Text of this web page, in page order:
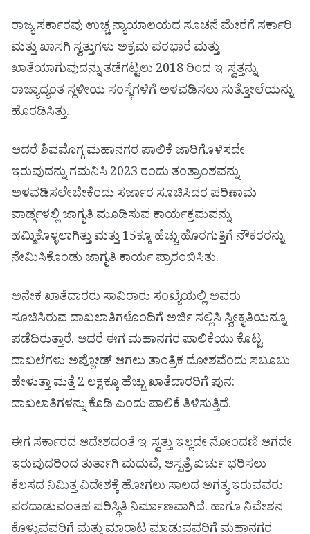
ರಾಜ್ಯ ಸರ್ಕಾರವು ಉಚ್ಚ ನ್ಯಾಯಾಲಯದ ಸೂಚನೆ ಮೇರೆಗೆ ಸರ್ಕಾರಿ
ಮತ್ತು ಖಾಸಗಿ ಸ್ವತ್ತುಗಳು ಅಕ್ರಮ ಪರಭಾರೆ ಮತ್ತು
ಖಾತೆಯಾಗುವುದನ್ನು ತಡೆಗಟ್ಟಲು 2018 ರಿಂದ ಇ-ಸ್ವತ್ತನ್ನು
ರಾಜ್ಯಾದ್ಯಂತ ಸ್ಥಳೀಯ ಸಂಸ್ಥೆಗಳಿಗೆ ಅಳವಡಿಸಲು ಸುತ್ತೋಲೆಯನ್ನು
ಹೊರಡಿಸಿತ್ತು.
ಆದರೆ ಶಿವಮೊಗ್ಗ ಮಹಾನಗರ ಪಾಲಿಕೆ ಜಾರಿಗೊಳಿಸದೇ
ಇರುವುದನ್ನು ಗಮನಿಸಿ 2023 ರಂದು ತಂತ್ರಾಂಶವನ್ನು
ಅಳವಡಿಸಲೇಬೇಕೆಂದು ಸರ್ಜಾರ ಸೂಚಿಸಿದರ ಪರಿಣಾಮ
ವಾರ್ಡ್ಗಳಲ್ಲಿ ಜಾಗೃತಿ ಮೂಡಿಸುವ ಕಾರ್ಯಕ್ರಮವನ್ನು
ಹಮ್ಮಿಕೊಳ್ಳಲಾಗಿತ್ತು ಮತ್ತು 15ಕ್ಕೂ ಹೆಚ್ಚು ಹೊರಗುತ್ತಿಗೆ ನೌಕರರನ್ನು
ನೇಮಿಸಿಕೊಂಡು ಜಾಗೃತಿ ಕಾರ್ಯ ಪ್ರಾರಂಬಿಸಿತು.
ಅನೇಕ ಖಾತೆದಾರರು ಸಾವಿರಾರು ಸಂಖ್ಯೆಯಲ್ಲಿ ಅವರು
ಸೂಚಿಸಿರುವ ದಾಖಲಾತಿಗಳೊಂದಿಗೆ ಅರ್ಜಿ ಸಲ್ಲಿಸಿ ಸ್ವೀಕೃತಿಯನ್ನೂ
ಪಡೆದಿರುತ್ತಾರೆ. ಆದರೆ ಈಗ ಮಹಾನಗರ ಪಾಲಿಕೆಯು ಕೊಟ್ಟ
ದಾಖಲೆಗಳು ಅಪ್ಲೋಡ್ ಆಗಲು ತಾಂತ್ರಿಕ ದೋಶವೆಂದು ಸಬೂಬು
ಹೇಳುತ್ತಾ ಮತ್ತೆ 2 ಲಕ್ಷಕ್ಕೂ ಹೆಚ್ಚು ಖಾತೆದಾರರಿಗೆ ಪುನ:
ದಾಖಲಾತಿಗಳನ್ನು ಕೊಡಿ ಎಂದು ಪಾಲಿಕೆ ತಿಳಿಸುತ್ತಿದೆ.
ಈಗ ಸರ್ಕಾರದ ಆದೇಶದಂತೆ ಇ-ಸ್ವತ್ತು ಇಲ್ಲದೇ ನೋಂದಣಿ ಆಗದೇ
ಇರುವುದರಿಂದ ತುರ್ತಾಗಿ ಮದುವೆ, ಆಸ್ಪತ್ರೆ ಖರ್ಚು ಭರಿಸಲು
ಕೆಲಸದ ನಿಮಿತ್ತ ವಿದೇಶಕ್ಕೆ ಹೋಗಲು ಸಾಲದ ಅಗತ್ಯ ಇರುವವರು
ಪರದಾಡುವಂತಹ ಪರಿಸ್ಥಿತಿ ನಿರ್ಮಾಣವಾಗಿದೆ. ಹಾಗೂ ನಿವೇಶನ